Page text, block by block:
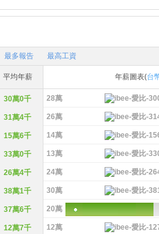
最多報告 最高工資
平均年薪 年薪圖表(台
30萬0千 28萬
31萬4千 26萬
15萬6千 14萬
33萬0千 13萬
26萬4千 24萬
38萬1千 30萬
37萬6千 20萬
12萬7千 12萬